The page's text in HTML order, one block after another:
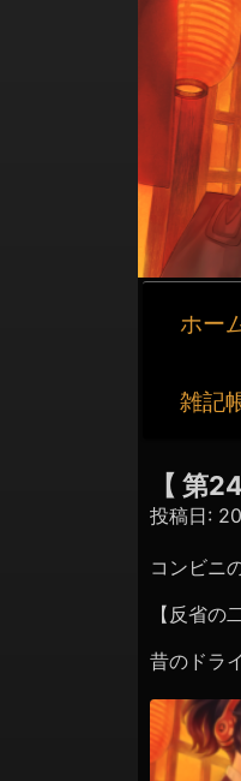
シ
ン
ホー
雑記
【 第
投稿日:
コンビニ
【反省の
昔のドラ